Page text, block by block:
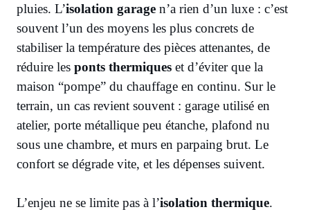
pluies. L’isolation garage n’a rien d’un luxe : c’est
souvent l’un des moyens les plus concrets de
stabiliser la température des pièces attenantes, de
réduire les ponts thermiques et d’éviter que la
maison “pompe” du chauffage en continu. Sur le
terrain, un cas revient souvent : garage utilisé en
atelier, porte métallique peu étanche, plafond nu
sous une chambre, et murs en parpaing brut. Le
confort se dégrade vite, et les dépenses suivent.
L’enjeu ne se limite pas à l’isolation thermique.